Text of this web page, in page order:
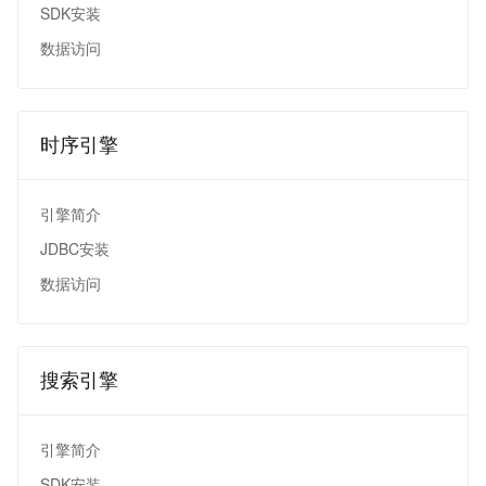
SDK安装
数据访问
时序引擎
引擎简介
JDBC安装
数据访问
搜索引擎
引擎简介